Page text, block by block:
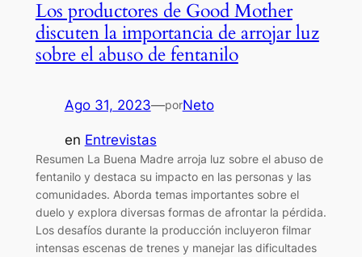
Los productores de Good Mother
discuten la importancia de arrojar luz
sobre el abuso de fentanilo
Ago 31, 2023—porNeto
en Entrevistas
Resumen La Buena Madre arroja luz sobre el abuso de
fentanilo y destaca su impacto en las personas y las
comunidades. Aborda temas importantes sobre el
duelo y explora diversas formas de afrontar la pérdida.
Los desafíos durante la producción incluyeron filmar
intensas escenas de trenes y manejar las dificultades